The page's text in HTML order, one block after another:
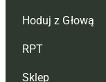
Redakcja
Reklama
Hoduj z Głową
Hoduj z głową bydło
RPT
Sklep